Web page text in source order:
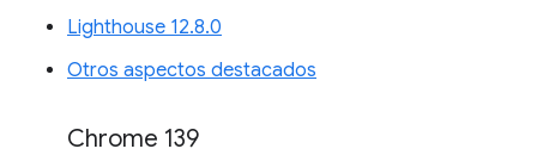
Lighthouse 12.8.0
Otros aspectos destacados
Chrome 139